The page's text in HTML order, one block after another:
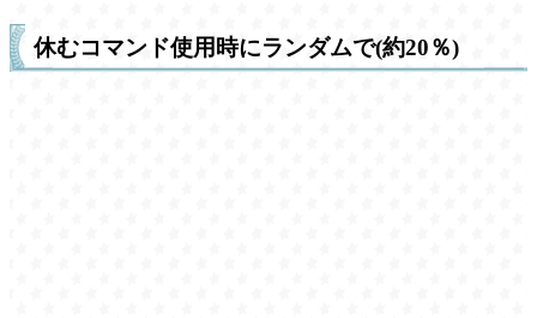
休むコマンド使用時にランダムで(約20％)